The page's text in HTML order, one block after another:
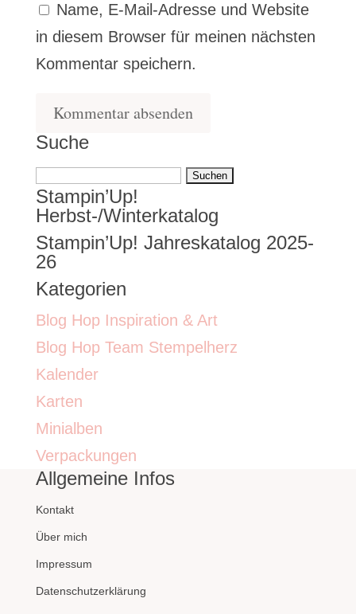
Name, E-Mail-Adresse und Website
in diesem Browser für meinen nächsten
Kommentar speichern.
Suche
Suchen
nach:
Stampin’Up!
Herbst-/Winterkatalog
Stampin’Up! Jahreskatalog 2025-
26
Kategorien
Blog Hop Inspiration & Art
Blog Hop Team Stempelherz
Kalender
Karten
Minialben
Verpackungen
Allgemeine Infos
Kontakt
Über mich
Impressum
Datenschutzerklärung